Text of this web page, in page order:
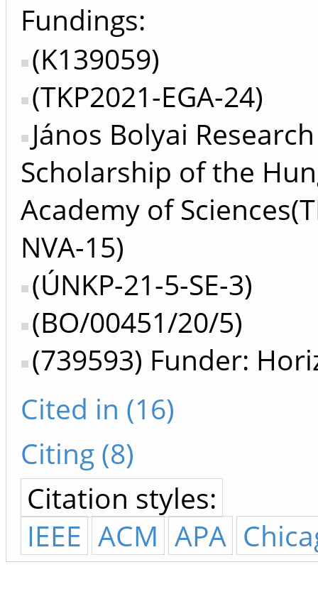
Fundings:
(K139059)
(TKP2021-EGA-24)
János Bolyai Research
Scholarship of the
Academy of
NVA-15)
(ÚNKP-21-5-SE-3)
(BO/00451/20/5)
(739593) Funder:
Cited in (16)
Citing (8)
Citation styles:
IEEE ACM APA